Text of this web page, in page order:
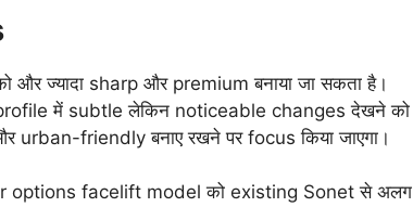
ज्यादा sharp और premium बनाया जा सकता है।
में subtle लेकिन noticeable changes देखने को
friendly बनाए रखने पर focus किया जाएगा।
facelift model को existing Sonet से अलग